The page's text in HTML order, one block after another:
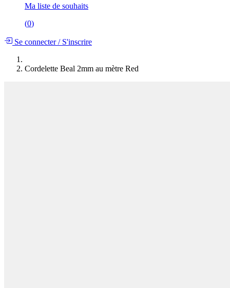
Ma liste de souhaits
(0)
Se connecter/S'inscrire
Cordelette Beal 2mm au mètre Red